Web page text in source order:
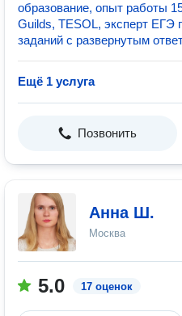
образование, опыт работы
Guilds, TESOL, эксперт ЕГЭ
заданий с развернутым
Ещё 1 услуга
Позвонить
Анна Ш.
Москва
5.0 17 оценок